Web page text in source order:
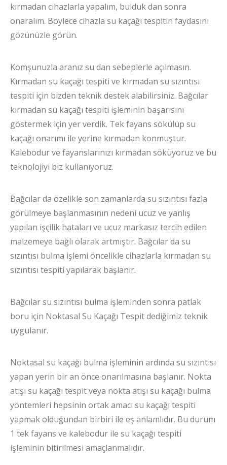
kırmadan cihazlarla yapalım, bulduk dan sonra
onaralım. Böylece cihazla su kaçağı tespitin faydasını
gözünüzle görün.
Komşunuzla aranız su dan sebeplerle açılmasın.
Kırmadan su kaçağı tespiti ve kırmadan su sızıntısı
tespiti için bizden teknik destek alabilirsiniz. Bağcılar
kırmadan su kaçağı tespiti işleminin başarısını
göstermek için yer verdik. Tek fayans sökülüp su
kaçağı onarımı ile yerine kırmadan konmuştur.
Kalebodur ve fayanslarınızı kırmadan söküyoruz ve bu
teknolojiyi biz kullanıyoruz.
Bağcılar da özelikle son zamanlarda su sızıntısı fazla
görülmeye başlanmasının nedeni ucuz ve yanlış
yapılan işçilik hataları ve ucuz markasız tercih edilen
malzemeye bağlı olarak artmıştır. Bağcılar da su
sızıntısı bulma işlemi öncelikle cihazlarla kırmadan su
sızıntısı tespiti yapılarak başlanır.
Bağcılar su sızıntısı bulma işleminden sonra patlak
boru için Noktasal Su Kaçağı Tespit dediğimiz teknik
uygulanır.
Noktasal su kaçağı bulma işleminin ardında su sızıntısı
yapan yerin bir an önce onarılmasına başlanır. Nokta
atışı su kaçağı tespit veya nokta atışı su kaçağı bulma
yöntemleri hepsinin ortak amacı su kaçağı tespiti
yapmak olduğundan birbiri ile eş anlamlıdır. Bu durum
1 tek fayans ve kalebodur ile su kaçağı tespiti
işleminin bitirilmesi amaçlanmalıdır.